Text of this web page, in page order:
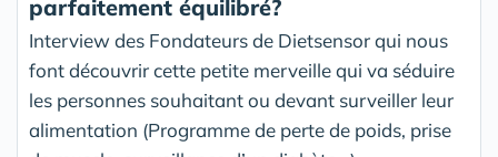
parfaitement équilibré?
Interview des Fondateurs de Dietsensor qui nous
font découvrir cette petite merveille qui va séduire
les personnes souhaitant ou devant surveiller leur
alimentation (Programme de perte de poids, prise